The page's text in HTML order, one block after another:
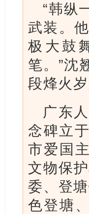
“韩纵
武装。
极大鼓
笔。”沈
段烽火岁
广东
念碑立
市爱国
文物保
委、登
色登塘